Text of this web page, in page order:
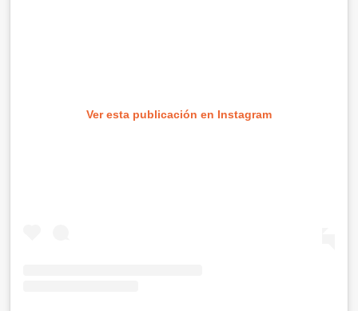
Ver esta publicación en Instagram